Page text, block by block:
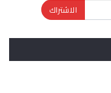
الاشتراك